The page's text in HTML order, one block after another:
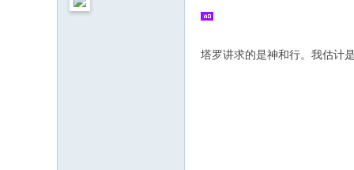
塔罗讲求的是神和行。我估计